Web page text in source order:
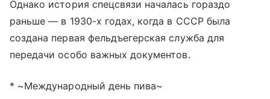
Однако история спецсвязи началась гораздо
раньше — в 1930-х годах, когда в СССР была
создана первая фельдъегерская служба для
передачи особо важных документов.
* ~Международный день пива~